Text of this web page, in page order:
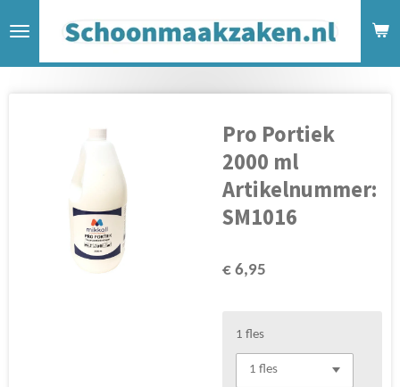
direct
Pro Portiek
2000 ml
Artikelnummer:
SM1016
€ 6,95
1 fles